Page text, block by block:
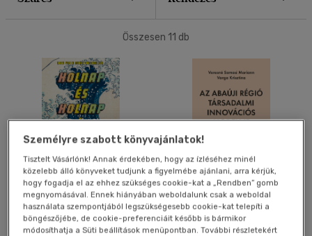
Összesen 11 db
Holnap és holnap és holnap
Gabrielle Zevin
Az Abaúji régió társadalmi
innovációs modellje
Varga Krisztina-
Somosi Mariann
Személyre szabott könyvajánlatok!
Tisztelt Vásárlónk! Annak érdekében, hogy az ízléséhez minél
közelebb álló könyveket tudjunk a figyelmébe ajánlani, arra kérjük,
hogy fogadja el az ehhez szükséges cookie-kat a „Rendben” gomb
megnyomásával. Ennek hiányában weboldalunk csak a weboldal
használata szempontjából legszükségesebb cookie-kat telepíti a
böngészőjébe, de cookie-preferenciáit később is bármikor
módosíthatja a Süti beállítások menüpontban. További részletekért